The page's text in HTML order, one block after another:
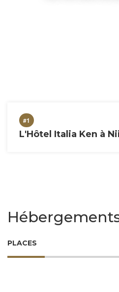
#1
L'Hôtel Italia Ken à
PLACES